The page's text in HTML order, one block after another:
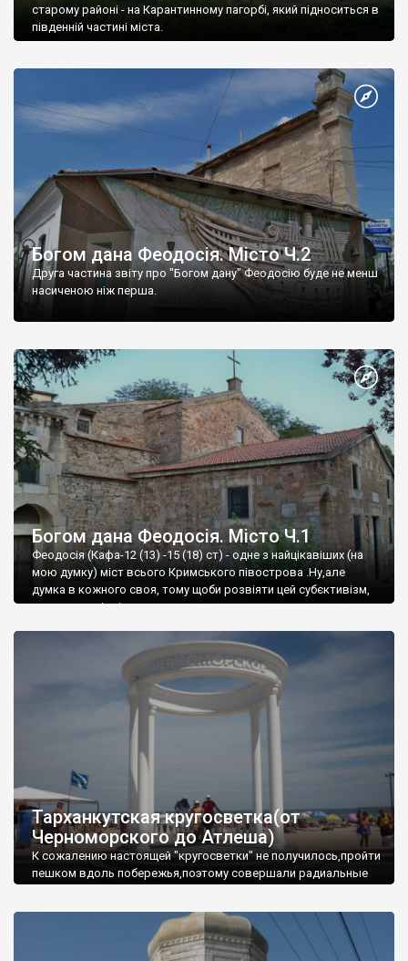
старому районі - на Карантинному пагорбі, який підноситься в
південній частині міста.
Богом дана Феодосія. Місто Ч.2
Друга частина звіту про "Богом дану" Феодосію буде не менш
насиченою ніж перша.
Богом дана Феодосія. Місто Ч.1
Феодосія (Кафа-12 (13) -15 (18) ст) - одне з найцікавіших (на
мою думку) міст всього Кримського півострова .Ну,але
думка в кожного своя, тому щоби розвіяти цей субєктивізм,
запрошую відвідати це
Тарханкутская кругосветка(от
Черноморского до Атлеша)
К сожалению настоящей "кругосветки" не получилось,пройти
пешком вдоль побережья,поэтому совершали радиальные